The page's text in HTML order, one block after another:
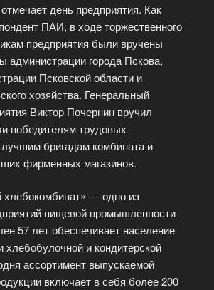
день предприятия. Как
ПАИ, в ходе торжественного
предприятия были вручены
администрации города Пскова,
Псковской области и
хозяйства. Генеральный
Виктор Почернин вручил
победителям трудовых
бригадам комбината и
фирменных магазинов.
— одно из
пищевой промышленности
57 лет обеспечивает население
хлебобулочной и кондитерской
ассортимент выпускаемой
включает в себя более 200